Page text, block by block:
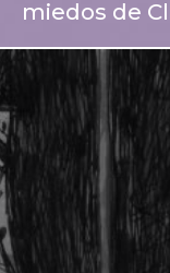
miedos de